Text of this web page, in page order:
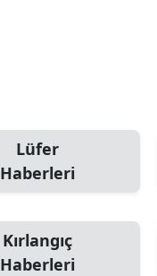
Lüfer
Haberleri
Kırlangıç
Haberleri